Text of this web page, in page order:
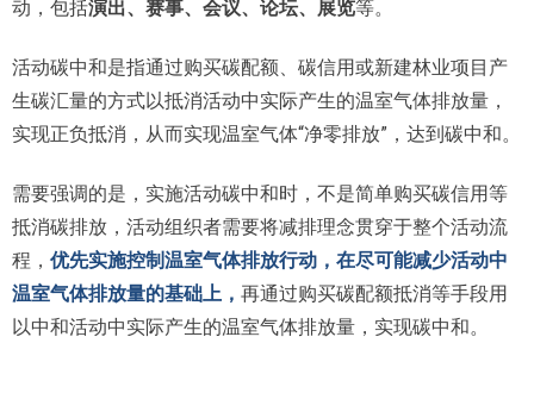
动，包括演出、赛事、会议、论坛、展览等。
活动碳中和是指通过购买碳配额、碳信用或新建林业项目产
生碳汇量的方式以抵消活动中实际产生的温室气体排放量，
实现正负抵消，从而实现温室气体“净零排放”，达到碳中和。
需要强调的是，实施活动碳中和时，不是简单购买碳信用等
抵消碳排放，活动组织者需要将减排理念贯穿于整个活动流
程， 优先实施控制温室气体排放行动，在尽可能减少活动中
温室气体排放量的基础上， 再通过购买碳配额抵消等手段用
以中和活动中实际产生的温室气体排放量，实现碳中和。